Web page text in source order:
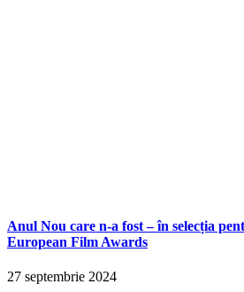
Anul Nou care n-a fost – în selecția
European Film Awards
27 septembrie 2024